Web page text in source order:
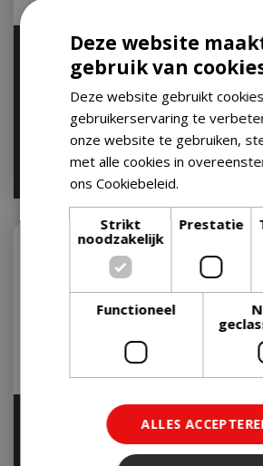
Smoky BBQ Braai Shaker
Let op: bijna uitverkocht!
Spicy
Let op:
Himalaya Salt Grinder
Let op: bijna uitverkocht!
Sea
Let op:
Deze website
gebruik van
Deze website gebruikt
gebruikerservaring te
onze website te gebruiken,
met alle cookies in
ons Cookiebeleid.
Strikt
noodzakelijk
Prestatie
Functioneel
ALLES